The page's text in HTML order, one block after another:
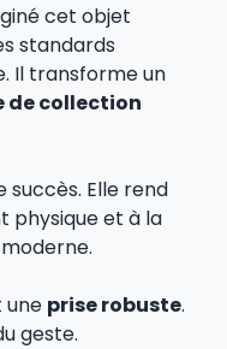
cet objet
standards
Il transforme un
de collection
succès. Elle rend
physique et à la
une prise robuste.
geste.